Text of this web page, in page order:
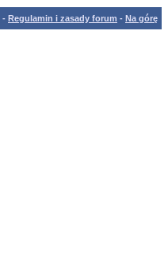
- Regulamin i zasady forum - Na górę